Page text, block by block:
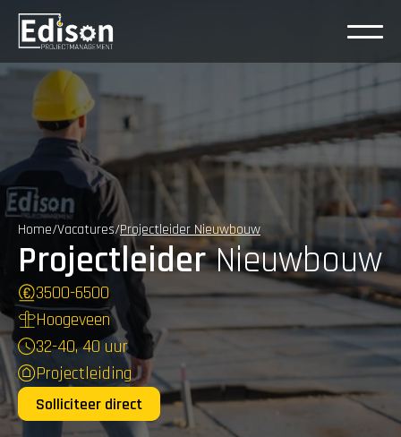
Home/Vacatures/Projectleider Nieuwbouw
Projectleider Nieuwbouw
3500-6500
Hoogeveen
32-40, 40 uur
Projectleiding
Solliciteer direct